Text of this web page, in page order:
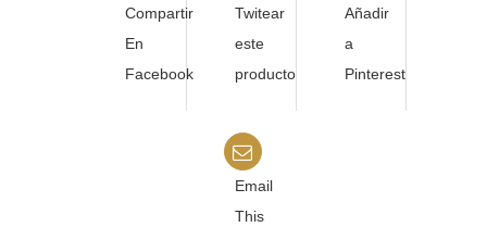
Compartir
En
Facebook
Twitear
este
producto
Añadir
a
Pinterest
Email
This